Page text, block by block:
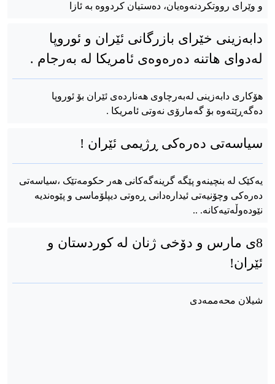
و وێرای رووتکردنەوەیان، دەستیان کردووە بە ئازا
دابەزینی خێرای بازرگانی ئێران و ئوروپا
لەدوای هاتنە دەرەوەی ئامریکا لە بەرجام .
هۆکاری دابەزینی لەبەرچاوی هەناردەی ئێران بۆ ئوروپا
دەگەڕێتەوە بۆ گەمارۆی نەوتی ئامریکا .
سیاسەتی دەرەکی ڕژیمی ئێران !
یەکێک لە بنچینەو پێگە گرینەگەکانی هەر حکومەتێک ،سیاسەتی
دەرەکی وچۆنیەتی ئیدارەدانی ڕەوتی دیپلۆماسی و پێوەندیە
نێودەوڵەتیەکانە. ..
8ی مارس و دۆخی ژنان لە کوردستان و
ئێران!
شیلان محەممەدی